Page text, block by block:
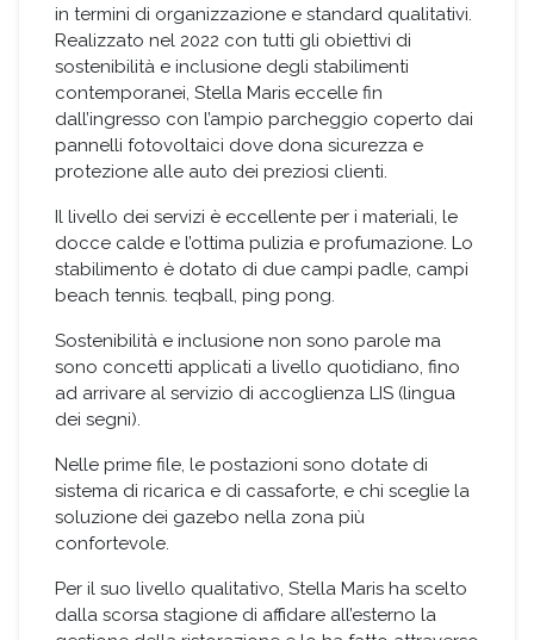
Club
d’Italia
allo
Stella
Maris
2025
in termini di organizzazione e standard qualitativi.
Realizzato nel 2022 con tutti gli obiettivi di
sostenibilità e inclusione degli stabilimenti
contemporanei, Stella Maris eccelle fin
dall’ingresso con l’ampio parcheggio coperto dai
pannelli fotovoltaici dove dona sicurezza e
protezione alle auto dei preziosi clienti.
Il livello dei servizi è eccellente per i materiali, le
docce calde e l’ottima pulizia e profumazione. Lo
stabilimento è dotato di due campi padle, campi
beach tennis. teqball, ping pong.
Sostenibilità e inclusione non sono parole ma
sono concetti applicati a livello quotidiano, fino
ad arrivare al servizio di accoglienza LIS (lingua
dei segni).
Nelle prime file, le postazioni sono dotate di
sistema di ricarica e di cassaforte, e chi sceglie la
soluzione dei gazebo nella zona più
confortevole.
Per il suo livello qualitativo, Stella Maris ha scelto
dalla scorsa stagione di affidare all’esterno la